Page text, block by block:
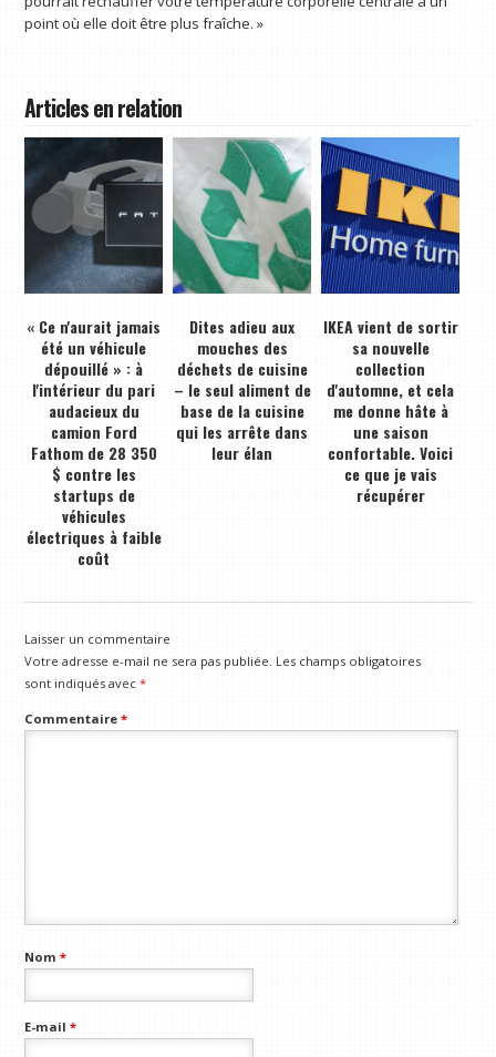
point où elle doit être plus fraîche. »
Articles en relation
« Ce n'aurait jamais
été un véhicule
dépouillé » : à
l'intérieur du pari
audacieux du
camion Ford
Fathom de 28 350
$ contre les
startups de
véhicules
électriques à faible
coût
Dites adieu aux
mouches des
déchets de cuisine
– le seul aliment de
base de la cuisine
qui les arrête dans
leur élan
IKEA vient de sortir
sa nouvelle
collection
d'automne, et cela
me donne hâte à
une saison
confortable. Voici
ce que je vais
récupérer
Laisser un commentaire
Votre adresse e-mail ne sera pas publiée. Les champs obligatoires
sont indiqués avec*
Commentaire*
Nom*
E-mail*